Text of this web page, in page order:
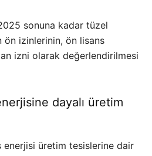
sonuna kadar tüzel
ön izinlerinin, ön lisans
izni olarak değerlendirilmesi
dayalı üretim
enerjisi üretim tesislerine dair